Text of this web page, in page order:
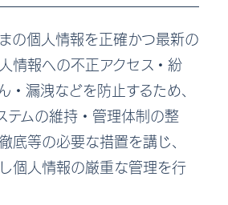
の個人情報を正確かつ最新の
情報への不正アクセス・紛
・漏洩などを防止するため、
テムの維持・管理体制の整
底等の必要な措置を講じ、
個人情報の厳重な管理を行